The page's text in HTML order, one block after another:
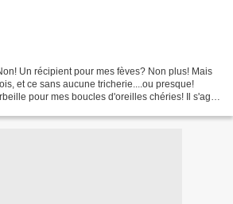
Un récipient pour mes fèves? Non plus! Mais
et ce sans aucune tricherie....ou presque!
pour mes boucles d'oreilles chéries! Il s'agit